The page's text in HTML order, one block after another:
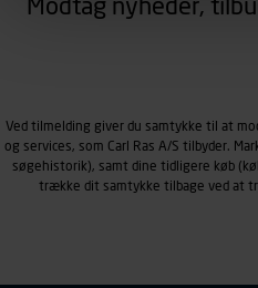
region, du befinder dig i.
klikkes på, sider/indhold der
smartphone mv.) samt de
Vi henviser endvidere til
Modtag nyheder,
Ved tilmelding giver du samtykke til at
og services, som Carl Ras A/S tilbyder.
søgehistorik), samt dine tidligere køb
trække dit samtykke tilbage ved at